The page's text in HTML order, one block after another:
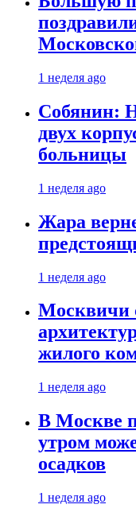
1 неделя ago
Собянин:
двух
больницы
1 неделя ago
Жара
1 неделя ago
Москвичи
жилого
1 неделя ago
В Москве
утром
осадков
1 неделя ago